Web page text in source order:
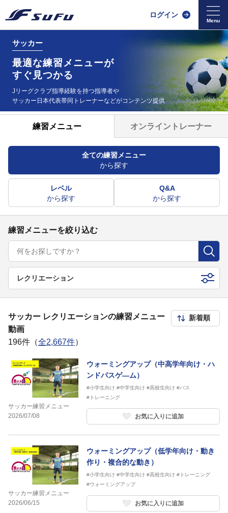
ログイン
サッカー
最適な練習メニューが
すぐ見つかる
Jリーグクラブ指導経験を持つ指導者や
サッカー日本代表帯同 トレーナーなどがコンテンツ提供
練習メニュー オンライントレーナー
全ての練習メニュー
から探す
レベル
から探す
Q&A
から探す
練習メニューを絞り込む
レクリエーション
サッカー レクリエーションの練習メニュー
動画
196件（全2,667件）
サッカー練習メニュー
2026/07/08
ウォーミングアップ（中高学年向け・ハ
ンドパスゲ―ム）
#小学生向け #中学生向け #高校生向け #パス
#トレーニング
お気に入りに追加
サッカー練習メニュー
2026/06/15
ウォーミングアップ（低学年向け・動き
作り・複合的な動き）
#小学生向け #中学生向け #高校生向け #トレーニング
#ウォーミングアップ
お気に入りに追加